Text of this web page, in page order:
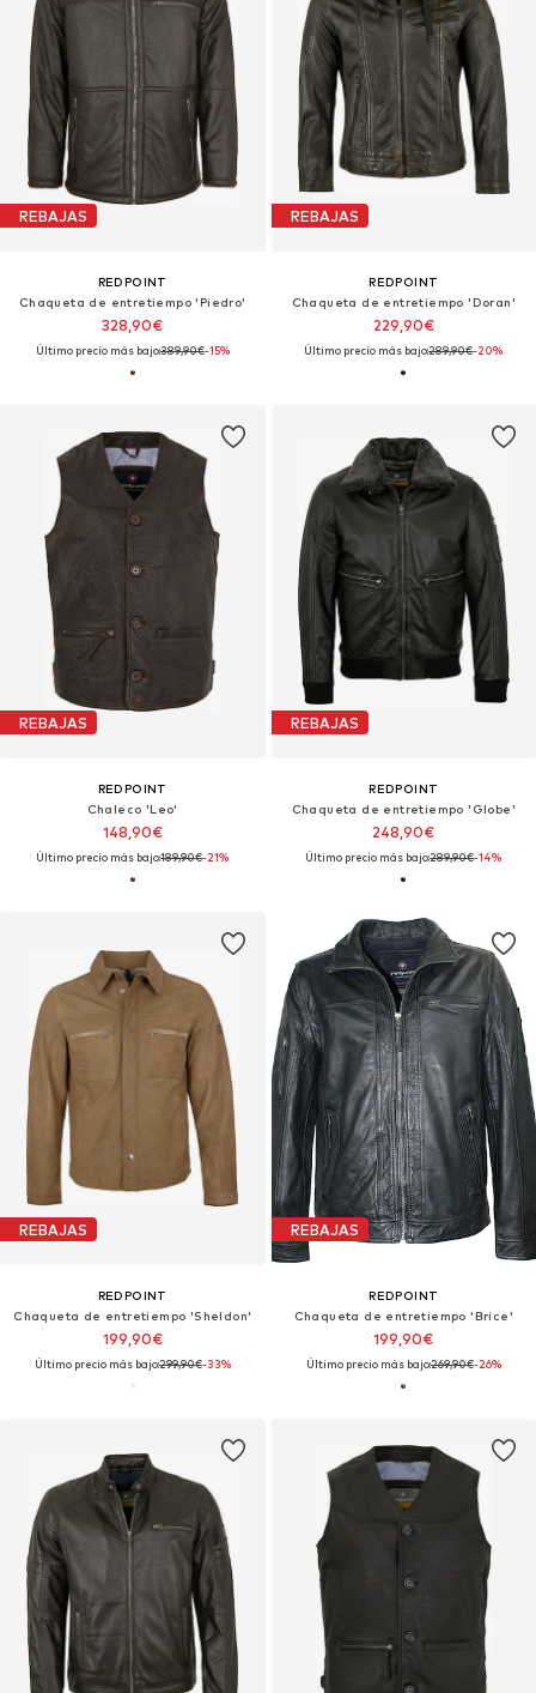
REBAJAS
REDPOINT
Chaqueta de entretiempo 'Piedro'
328,90€
Último precio más bajo:389,90€-15%
REBAJAS
REDPOINT
Chaqueta de entretiempo 'Doran'
229,90€
Último precio más bajo:289,90€-20%
REBAJAS
REDPOINT
Chaleco 'Leo'
148,90€
Último precio más bajo:189,90€-21%
REBAJAS
REDPOINT
Chaqueta de entretiempo 'Globe'
248,90€
Último precio más bajo:289,90€-14%
REBAJAS
REDPOINT
Chaqueta de entretiempo 'Sheldon'
199,90€
Último precio más bajo:299,90€-33%
REBAJAS
REDPOINT
Chaqueta de entretiempo 'Brice'
199,90€
Último precio más bajo:269,90€-26%